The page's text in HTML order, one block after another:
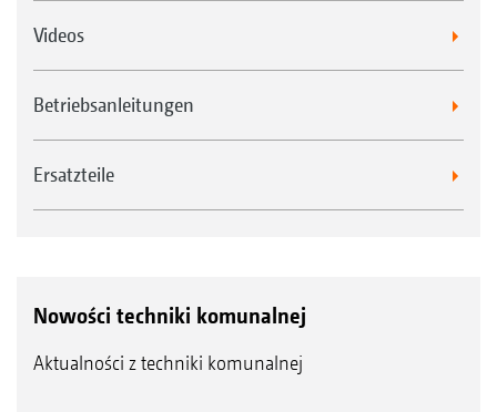
Videos
Betriebsanleitungen
Ersatzteile
Nowości techniki komunalnej
Aktualności z techniki komunalnej